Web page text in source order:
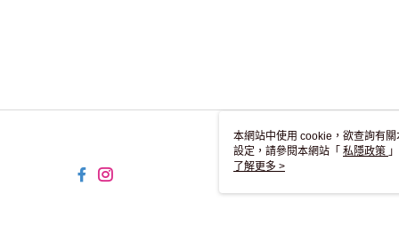
本網站中使用 cookie，欲查詢有
設定，請參閱本網站「 私隱政策
用 cookie。
了解更多 >